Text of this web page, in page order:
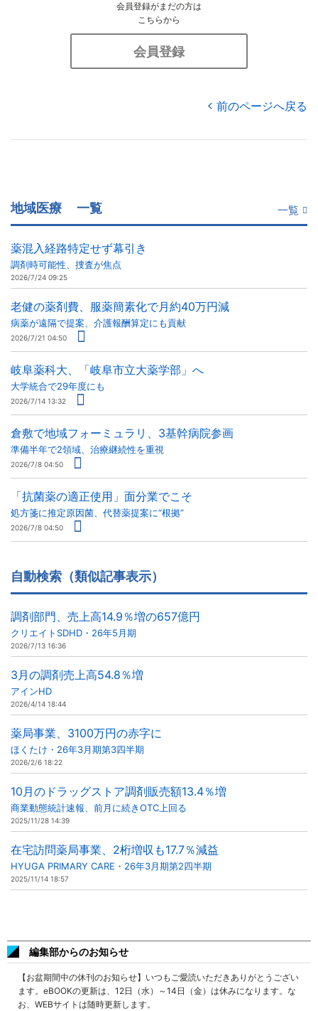
会員登録がまだの方は
こちらから
会員登録
前のページへ戻る
地域医療 一覧 一覧
薬混入経路特定せず幕引き
調剤時可能性、捜査が焦点
2026/7/24 09:25
老健の薬剤費、服薬簡素化で月約40万円減
病薬が遠隔で提案、介護報酬算定にも貢献
2026/7/21 04:50
岐阜薬科大、「岐阜市立大薬学部」へ
大学統合で29年度にも
2026/7/14 13:32
倉敷で地域フォーミュラリ、3基幹病院参画
準備半年で2領域、治療継続性を重視
2026/7/8 04:50
「抗菌薬の適正使用」面分業でこそ
処方箋に推定原因菌、代替薬提案に“根拠”
2026/7/8 04:50
自動検索（類似記事表示）
調剤部門、売上高14.9％増の657億円
クリエイトSDHD・26年5月期
2026/7/13 16:36
3月の調剤売上高54.8％増
アインHD
2026/4/14 18:44
薬局事業、3100万円の赤字に
ほくたけ・26年3月期第3四半期
2026/2/6 18:22
10月のドラッグストア調剤販売額13.4％増
商業動態統計速報、前月に続きOTC上回る
2025/11/28 14:39
在宅訪問薬局事業、2桁増収も17.7％減益
HYUGA PRIMARY CARE・26年3月期第2四半期
2025/11/14 18:57
編集部からのお知らせ
【お盆期間中の休刊のお知らせ】いつもご愛読いただきありがとうござい
ます。eBOOKの更新は、12日（水）～14日（金）は休みになります。な
お、WEBサイトは随時更新します。